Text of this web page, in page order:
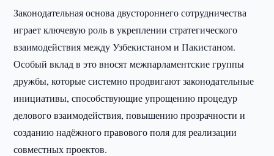
Законодательная основа двустороннего сотрудничества
играет ключевую роль в укреплении стратегического
взаимодействия между Узбекистаном и Пакистаном.
Особый вклад в это вносят межпарламентские группы
дружбы, которые системно продвигают законодательные
инициативы, способствующие упрощению процедур
делового взаимодействия, повышению прозрачности и
созданию надёжного правового поля для реализации
совместных проектов.